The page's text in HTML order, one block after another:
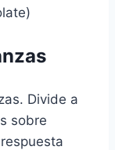
Divide a
sobre